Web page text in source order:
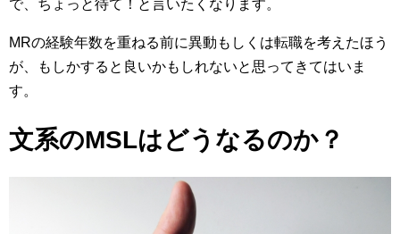
で、ちょっと待て！と言いたくなります。
MRの経験年数を重ねる前に異動もしくは転職を考えたほう
が、もしかすると良いかもしれないと思ってきてはいま
す。
文系のMSLはどうなるのか？